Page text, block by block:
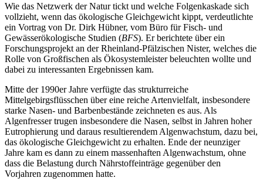
Wie das Netzwerk der Natur tickt und welche Folgenkaskade sich
vollzieht, wenn das ökologische Gleichgewicht kippt, verdeutlichte
ein Vortrag von Dr. Dirk Hübner, vom Büro für Fisch- und
Gewässerökologische Studien (BFS). Er berichtete über ein
Forschungsprojekt an der Rheinland-Pfälzischen Nister, welches die
Rolle von Großfischen als Ökosystemleister beleuchten wollte und
dabei zu interessanten Ergebnissen kam.
Mitte der 1990er Jahre verfügte das strukturreiche
Mittelgebirgsflüsschen über eine reiche Artenvielfalt, insbesondere
starke Nasen- und Barbenbestände zeichneten es aus. Als
Algenfresser trugen insbesondere die Nasen, selbst in Jahren hoher
Eutrophierung und daraus resultierendem Algenwachstum, dazu bei,
das ökologische Gleichgewicht zu erhalten. Ende der neunziger
Jahre kam es dann zu einem massenhaften Algenwachstum, ohne
dass die Belastung durch Nährstoffeinträge gegenüber den
Vorjahren zugenommen hatte.